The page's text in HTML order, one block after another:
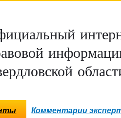
Комментарии